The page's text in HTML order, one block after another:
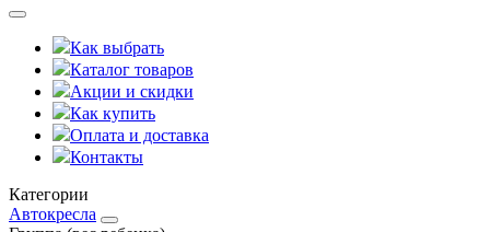
Как выбрать
Каталог товаров
Акции и скидки
Как купить
Оплата и доставка
Контакты
Категории
Автокресла